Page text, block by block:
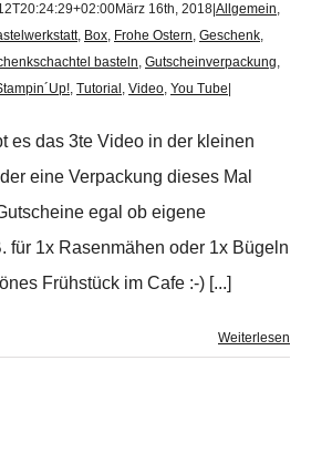
März 16th, 2018 Allgemein,
, Box, Frohe Ostern, Geschenk,
basteln, Gutscheinverpackung,
, Tutorial , Video, You Tube
es das 3te Video in der kleinen
eine Verpackung dieses Mal
egal ob eigene
für 1x Rasenmähen oder 1x Bügeln
Frühstück im Cafe :-) [...]
Weiterlesen